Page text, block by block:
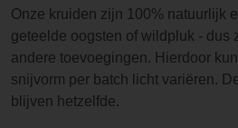
Onze kruiden zijn 100% natuurlijk
geteelde oogsten of wildpluk - dus
andere toevoegingen. Hierdoor
snijvorm per batch licht variëren.
blijven hetzelfde.